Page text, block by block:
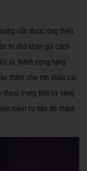
vốn được ông thiết
trí nhớ khán giả cách
tả thành công hàng
thêm cho sân khấu cải
thoại trong thời kỳ vàng
niềm tự hào đó thành